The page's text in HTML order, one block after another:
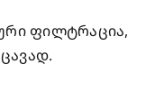
ფილტრაცია,